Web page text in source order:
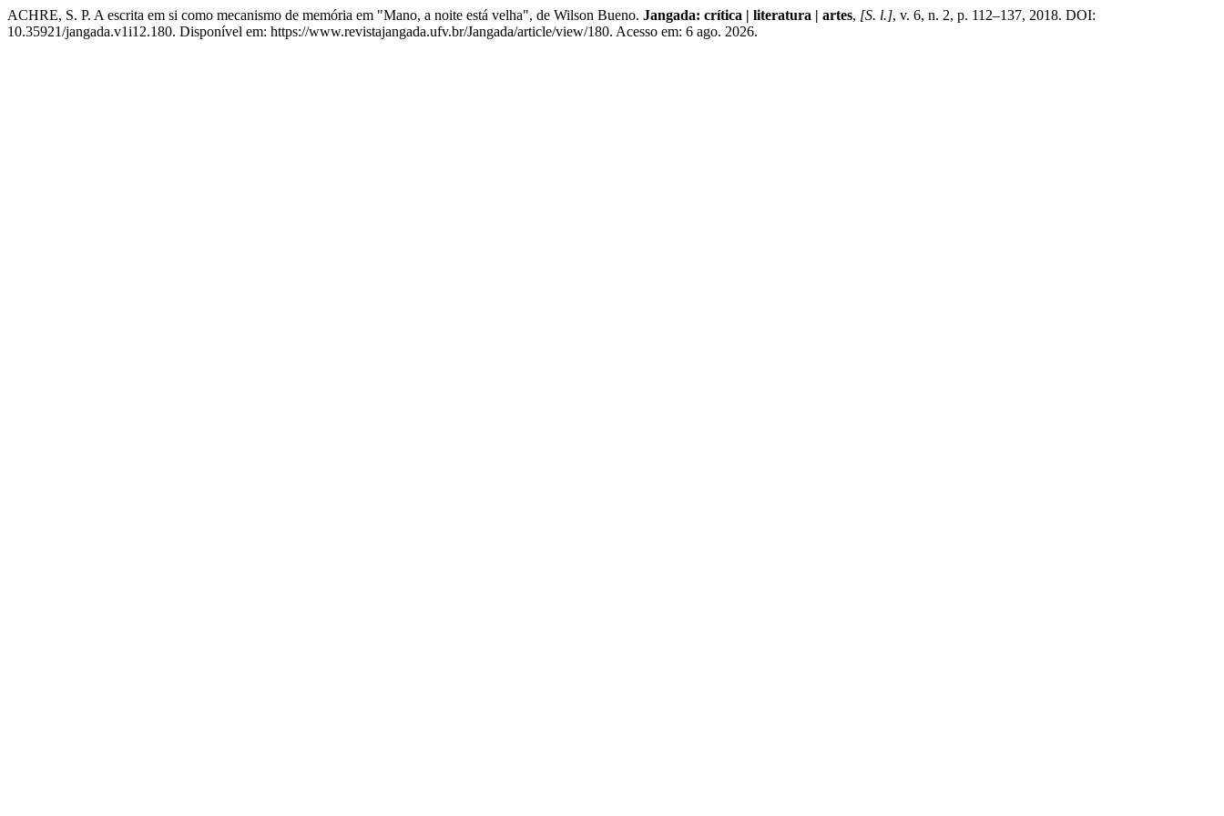
ACHRE, S. P. A escrita em si como mecanismo de memória em "Mano, a noite está velha", de Wilson Bueno. Jangada: crítica | literatura | artes, [S. l.], v. 6, n. 2, p. 112–137, 2018. DOI:
10.35921/jangada.v1i12.180. Disponível em: https://www.revistajangada.ufv.br/Jangada/article/view/180. Acesso em: 6 ago. 2026.